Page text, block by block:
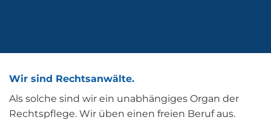
Wir sind Rechtsanwälte.
Als solche sind wir ein unabhängiges Organ der
Rechtspflege. Wir üben einen freien Beruf aus.